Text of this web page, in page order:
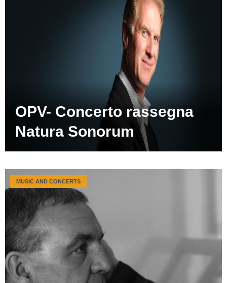
OPV- Concerto rassegna
Natura Sonorum
MUSIC AND CONCERTS